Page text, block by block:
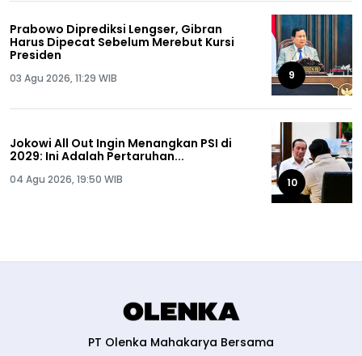
Prabowo Diprediksi Lengser, Gibran
Harus Dipecat Sebelum Merebut Kursi
Presiden
03 Agu 2026, 11:29 WIB 9
Jokowi All Out Ingin Menangkan PSI di
2029: Ini Adalah Pertaruhan...
04 Agu 2026, 19:50 WIB 10
PT Olenka Mahakarya Bersama